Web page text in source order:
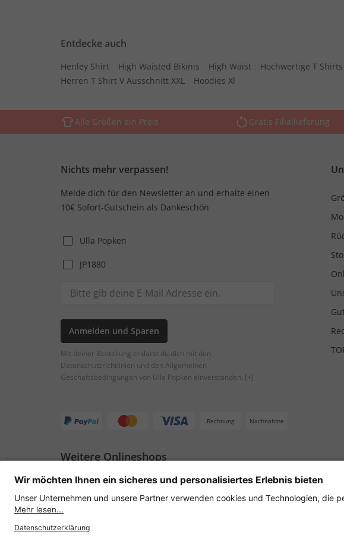
Entdecke auch
Henley Shirt High Waisted Bikinis High Waist Hochwertige T
Herren T Shirt V Ausschnitt XXL
Hoodies Xl
Alle Größen ein Preis Gratis Filiallieferung
Nichts mehr verpassen!
Melde dich für den Newsletter an und erhalte einen
10€ Sofort-Gutschein als Dankeschön
Ulla Popken
JP1880
Anmelden und Sparen
Mit deiner Bestellung erklärst du dich mit den
Datenschutzrichtlinien und den Allgemeinen
Geschäftsbedingungen von Ulla Popken einverstanden. [+]
Rechnung Nachnahme
Weitere Onlineshops
Österreich